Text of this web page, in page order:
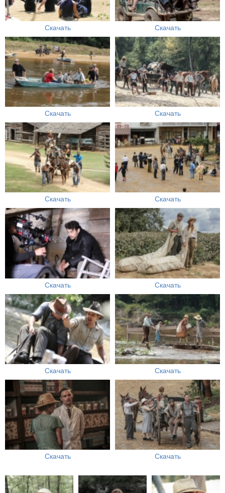
Скачать Скачать
Скачать Скачать
Скачать Скачать
Скачать Скачать
Скачать Скачать
Скачать Скачать